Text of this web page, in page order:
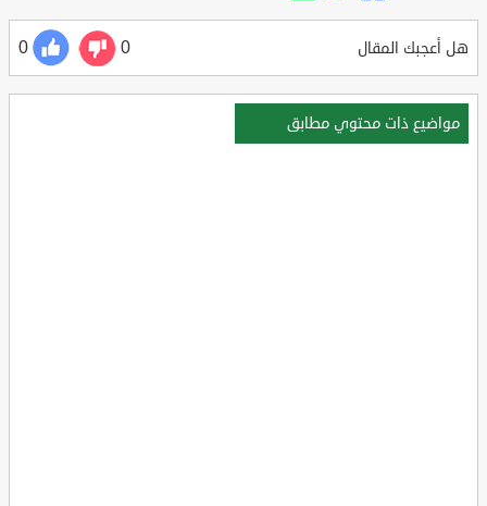
هل أعجبك المقال 0
0
مواضيع ذات محتوي مطابق